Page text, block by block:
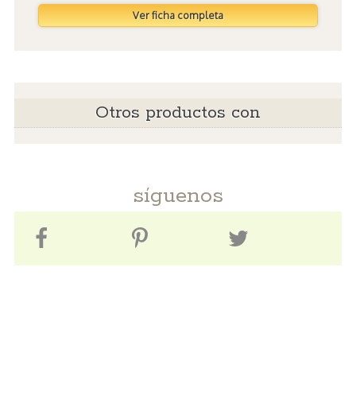
Ver ficha completa
Otros productos con
síguenos